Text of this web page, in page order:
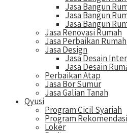
Jasa Bangun
Jasa Bangun
Jasa Bangun
Jasa Renovasi Rumah
Jasa Perbaikan Rumah
Jasa Design
Jasa Desain
Jasa Desain
Perbaikan Atap
Jasa Bor Sumur
Jasa Galian Tanah
Qyusi
Program Cicil Syariah
Program Rekomendasi
Loker